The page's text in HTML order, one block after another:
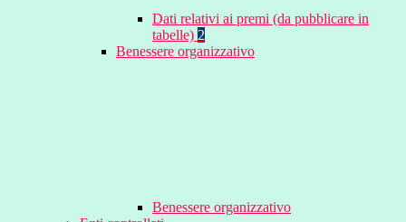
Dati relativi ai premi (da pubblicare in
tabelle) 2
Benessere organizzativo
Benessere organizzativo